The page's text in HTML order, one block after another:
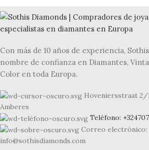
Con más de 10 años de experiencia,
nombre de confianza en Diamantes,
Color en toda Europa.
Hoveniersstraat 2/
Amberes
Teléfono:
Correo electrónico:
info@sothisdiamonds.com